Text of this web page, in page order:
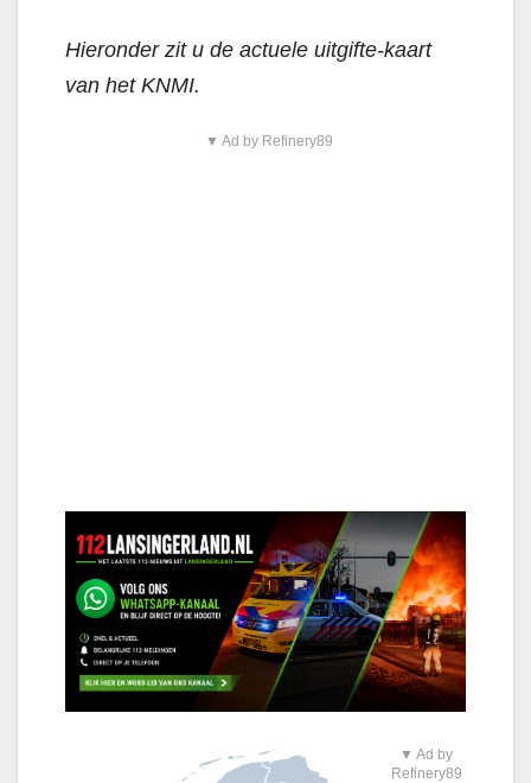
Hieronder zit u de actuele uitgifte-kaart
van het KNMI.
▼ Ad by Refinery89
▼ Ad by
Refinery89